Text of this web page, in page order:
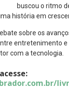
buscou o ritmo
história em
sobre os
entretenimento e
com a tecnologia.